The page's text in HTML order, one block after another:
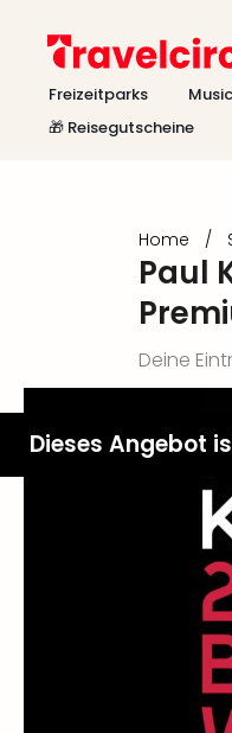
Freizeitparks
🎁 Reisegutscheine
Home /
Paul
Deine
Dieses Angebot